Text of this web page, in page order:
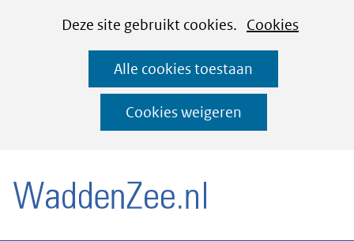
CookiesDeze site gebruikt cookies. Cookies
deze
Alle cookies toestaan
Cookies weigeren
Ga
naar
de
inhoud